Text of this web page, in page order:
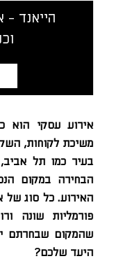
הייאנד -
אירוע עסקי הוא
משיכת לקוחות,
בעיר כמו תל
הבחירה במקום
האירוע. כל סוג של
פורמליות שונה
שהמקום שבחרתם
היעד שלכם?